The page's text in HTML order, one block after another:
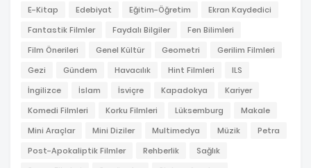
E-Kitap
Edebiyat Eğitim-Öğretim
Ekran Kaydedici
Fantastik Filmler
Faydalı Bilgiler
Fen Bilimleri
Film Önerileri
Genel Kültür Geometri
Gerilim Filmleri
Gezi
Gündem Havacılık Hint Filmleri
ILS
İngilizce
İslam İsviçre Kapadokya
Kariyer
Komedi Filmleri
Korku Filmleri Lüksemburg
Makale
Mini Araçlar
Mini Diziler Multimedya Müzik
Petra
Post-Apokaliptik Filmler
Rehberlik
Sağlık